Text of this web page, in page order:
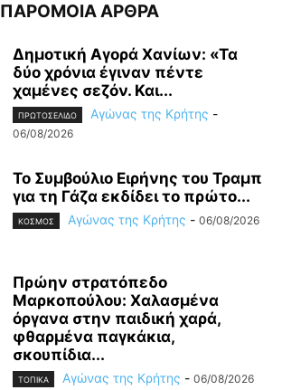
ΠΑΡΟΜΟΙΑ ΑΡΘΡΑ
Δημοτική Αγορά Χανίων: «Τα
δύο χρόνια έγιναν πέντε
χαμένες σεζόν. Και...
ΠΡΩΤΟΣΕΛΙΔΟ Αγώνας της Κρήτης -
06/08/2026
Το Συμβούλιο Ειρήνης του Τραμπ
για τη Γάζα εκδίδει το πρώτο...
ΚΟΣΜΟΣ Αγώνας της Κρήτης - 06/08/2026
Πρώην στρατόπεδο
Μαρκοπούλου: Χαλασμένα
όργανα στην παιδική χαρά,
φθαρμένα παγκάκια,
σκουπίδια...
ΤΟΠΙΚΑ Αγώνας της Κρήτης - 06/08/2026